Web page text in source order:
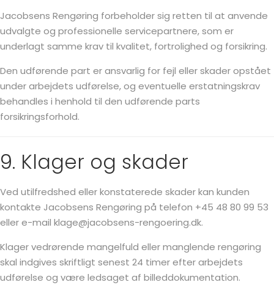
Jacobsens Rengøring forbeholder sig retten til at anvende
udvalgte og professionelle servicepartnere, som er
underlagt samme krav til kvalitet, fortrolighed og forsikring.
Den udførende part er ansvarlig for fejl eller skader opstået
under arbejdets udførelse, og eventuelle erstatningskrav
behandles i henhold til den udførende parts
forsikringsforhold.
9. Klager og skader
Ved utilfredshed eller konstaterede skader kan kunden
kontakte Jacobsens Rengøring på telefon +45 48 80 99 53
eller e-mail klage@jacobsens-rengoering.dk.
Klager vedrørende mangelfuld eller manglende rengøring
skal indgives skriftligt senest 24 timer efter arbejdets
udførelse og være ledsaget af billeddokumentation.